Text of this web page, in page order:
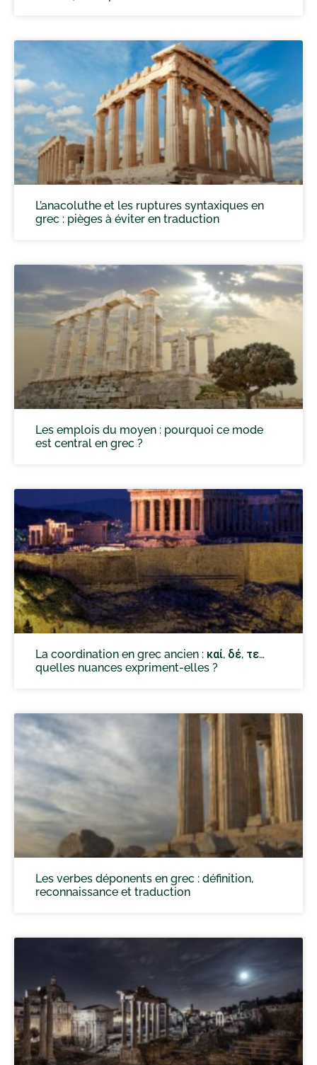
L’anacoluthe et les ruptures syntaxiques en
grec : pièges à éviter en traduction
Les emplois du moyen : pourquoi ce mode
est central en grec ?
La coordination en grec ancien : καί, δέ, τε…
quelles nuances expriment-elles ?
Les verbes déponents en grec : définition,
reconnaissance et traduction